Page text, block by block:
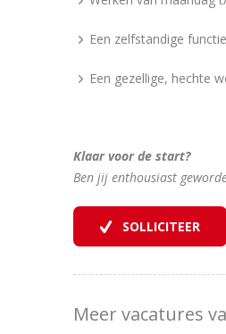
Een zelfstandige
Een gezellige, hechte
Klaar voor de start?
Ben jij enthousiast
Meer vacatures